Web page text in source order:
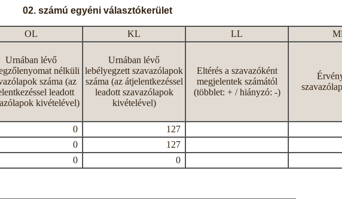
02. számú egyéni választókerület
OL KL LL
Urnában lévő
nélküli
száma (az
leadott
kivételével)
Urnában lévő
lebélyegzett szavazólapok
száma (az átjelentkezéssel
leadott szavazólapok
kivételével)
Eltérés a szavazóként
megjelentek számától
(többlet: + / hiányzó: -)
0 127
0 127
0 0